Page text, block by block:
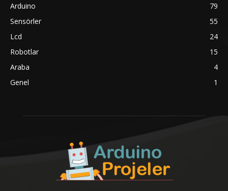
Arduino
79
Sensörler
55
Lcd
24
Robotlar
15
Araba
4
Genel
1